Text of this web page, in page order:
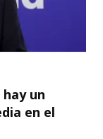
un
en el